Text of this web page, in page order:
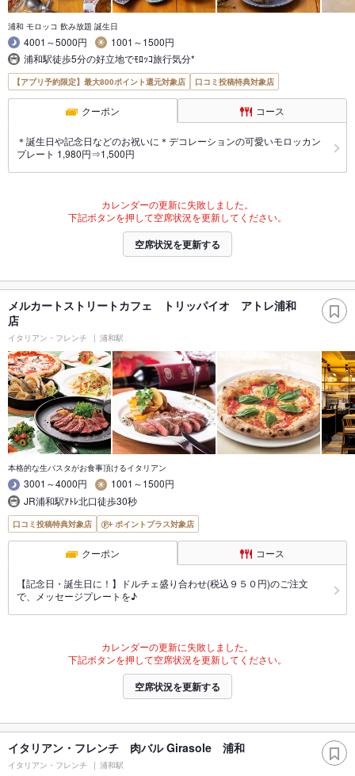
浦和 モロッコ 飲み放題 誕生日
4001～5000円
1001～1500円
浦和駅徒歩5分の好立地でﾓﾛｯｺ旅行気分*
【アプリ予約限定】最大800ポイント還元対象店 口コミ投稿特典対象店
クーポン コース
＊誕生日や記念日などのお祝いに＊デコレーションの可愛いモロッカン
プレート 1,980円⇒1,500円
カレンダーの更新に失敗しました。
下記ボタンを押して空席状況を更新してください。
空席状況を更新する
メルカートストリートカフェ トリッパイオ アトレ浦和
店
イタリアン・フレンチ 浦和駅
本格的な生パスタがお食事頂けるイタリアン
3001～4000円
1001～1500円
JR浦和駅ｱﾄﾚ北口徒歩30秒
口コミ投稿特典対象店 ポイントプラス対象店
クーポン コース
【記念日・誕生日に！】ドルチェ盛り合わせ(税込９５０円)のご注文
で、メッセージプレートを♪
カレンダーの更新に失敗しました。
下記ボタンを押して空席状況を更新してください。
空席状況を更新する
イタリアン・フレンチ 肉バル Girasole 浦和
イタリアン・フレンチ 浦和駅